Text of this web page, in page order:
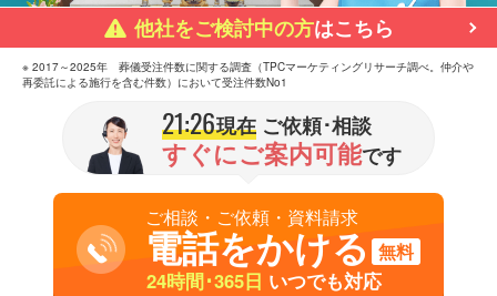
他社をご検討中の方はこちら
※ 2017～2025年 葬儀受注件数に関する調査（TPCマーケティングリサーチ調べ。仲介や
再委託による施行を含む件数）において受注件数No1
21:26現在ご依頼･相談
すぐにご案内可能です
ご相談・ご依頼・資料請求
電話をかける 無料
24時間･365日 いつでも対応